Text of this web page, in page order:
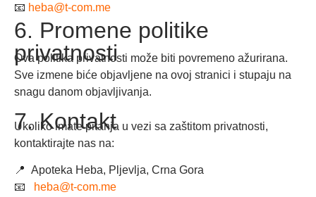
📧 heba@t-com.me
6. Promene politike
privatnosti
Ova politika privatnosti može biti povremeno ažurirana.
Sve izmene biće objavljene na ovoj stranici i stupaju na
snagu danom objavljivanja.
7. Kontakt
Ukoliko imate pitanja u vezi sa zaštitom privatnosti,
kontaktirajte nas na:
📍 Apoteka Heba, Pljevlja, Crna Gora
📧
heba@t-com.me